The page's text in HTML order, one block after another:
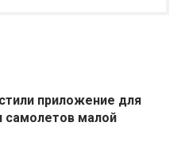
приложение для
самолетов малой